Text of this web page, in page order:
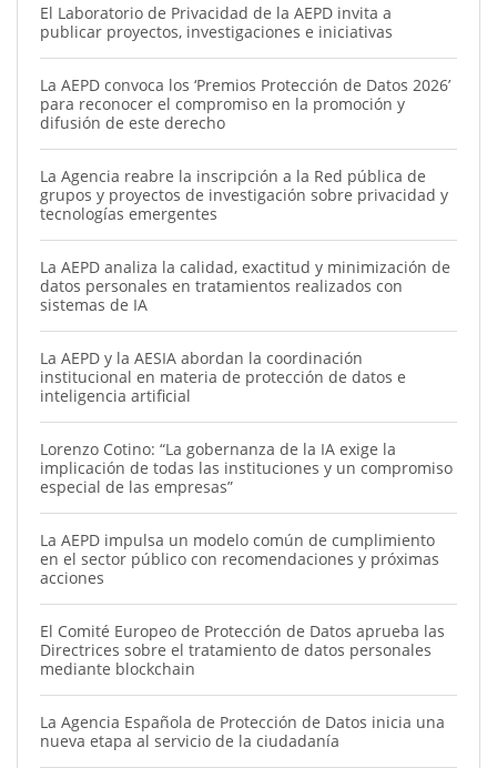
El Laboratorio de Privacidad de la AEPD invita a
publicar proyectos, investigaciones e iniciativas
La AEPD convoca los ‘Premios Protección de Datos 2026’
para reconocer el compromiso en la promoción y
difusión de este derecho
La Agencia reabre la inscripción a la Red pública de
grupos y proyectos de investigación sobre privacidad y
tecnologías emergentes
La AEPD analiza la calidad, exactitud y minimización de
datos personales en tratamientos realizados con
sistemas de IA
La AEPD y la AESIA abordan la coordinación
institucional en materia de protección de datos e
inteligencia artificial
Lorenzo Cotino: “La gobernanza de la IA exige la
implicación de todas las instituciones y un compromiso
especial de las empresas”
La AEPD impulsa un modelo común de cumplimiento
en el sector público con recomendaciones y próximas
acciones
El Comité Europeo de Protección de Datos aprueba las
Directrices sobre el tratamiento de datos personales
mediante blockchain
La Agencia Española de Protección de Datos inicia una
nueva etapa al servicio de la ciudadanía